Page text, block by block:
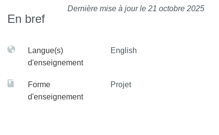
Dernière mise à jour le 21 octobre 2025
En bref
Langue(s)
d'enseignement
English
Forme
d'enseignement
Projet